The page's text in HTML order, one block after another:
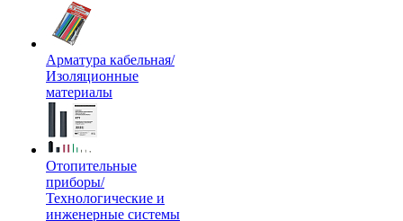
Арматура кабельная/
Изоляционные
материалы
Отопительные
приборы/
Технологические и
инженерные системы